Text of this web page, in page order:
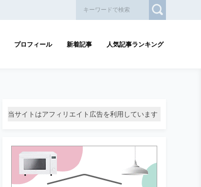
プロフィール 新着記事 人気記事ランキング
当サイトはアフィリエイト広告を利用しています